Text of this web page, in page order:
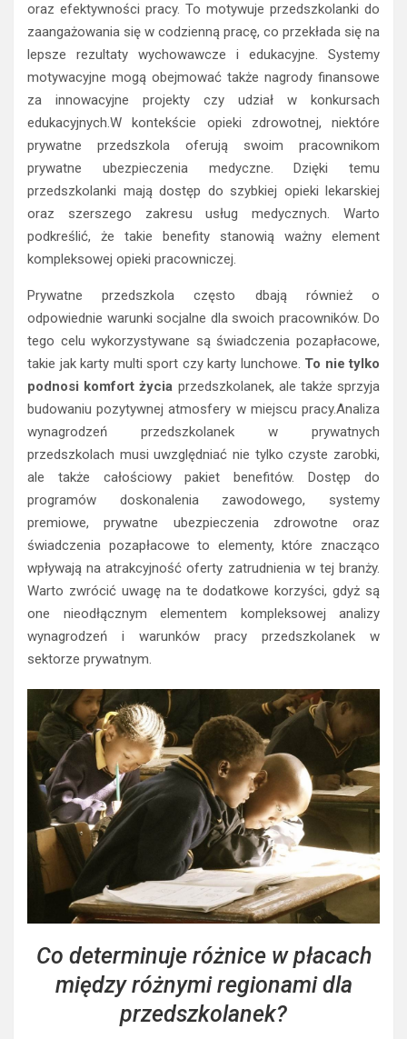
oraz efektywności pracy. To motywuje przedszkolanki do
zaangażowania się w codzienną pracę, co przekłada się na
lepsze rezultaty wychowawcze i edukacyjne. Systemy
motywacyjne mogą obejmować także nagrody finansowe
za innowacyjne projekty czy udział w konkursach
edukacyjnych.W kontekście opieki zdrowotnej, niektóre
prywatne przedszkola oferują swoim pracownikom
prywatne ubezpieczenia medyczne. Dzięki temu
przedszkolanki mają dostęp do szybkiej opieki lekarskiej
oraz szerszego zakresu usług medycznych. Warto
podkreślić, że takie benefity stanowią ważny element
kompleksowej opieki pracowniczej.
Prywatne przedszkola często dbają również o
odpowiednie warunki socjalne dla swoich pracowników. Do
tego celu wykorzystywane są świadczenia pozapłacowe,
takie jak karty multi sport czy karty lunchowe. To nie tylko
podnosi komfort życia przedszkolanek, ale także sprzyja
budowaniu pozytywnej atmosfery w miejscu pracy.Analiza
wynagrodzeń przedszkolanek w prywatnych
przedszkolach musi uwzględniać nie tylko czyste zarobki,
ale także całościowy pakiet benefitów. Dostęp do
programów doskonalenia zawodowego, systemy
premiowe, prywatne ubezpieczenia zdrowotne oraz
świadczenia pozapłacowe to elementy, które znacząco
wpływają na atrakcyjność oferty zatrudnienia w tej branży.
Warto zwrócić uwagę na te dodatkowe korzyści, gdyż są
one nieodłącznym elementem kompleksowej analizy
wynagrodzeń i warunków pracy przedszkolanek w
sektorze prywatnym.
Co determinuje różnice w płacach
między różnymi regionami dla
przedszkolanek?